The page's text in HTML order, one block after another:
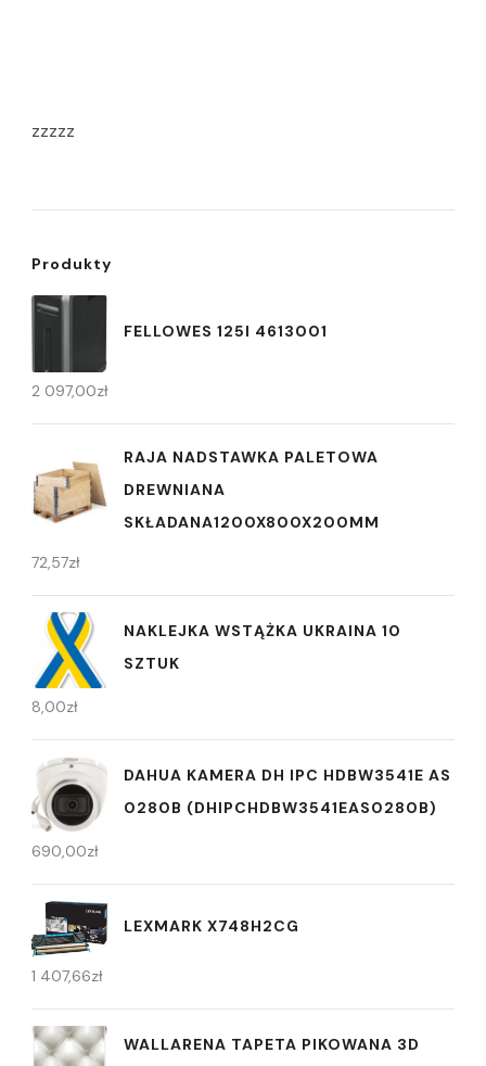
zzzzz
Produkty
FELLOWES 125I 4613001
2 097,00zł
RAJA NADSTAWKA PALETOWA
DREWNIANA
SKŁADANA1200X800X200MM
72,57zł
NAKLEJKA WSTĄŻKA UKRAINA 10
SZTUK
8,00zł
DAHUA KAMERA DH IPC HDBW3541E AS
0280B (DHIPCHDBW3541EAS0280B)
690,00zł
LEXMARK X748H2CG
1 407,66zł
WALLARENA TAPETA PIKOWANA 3D